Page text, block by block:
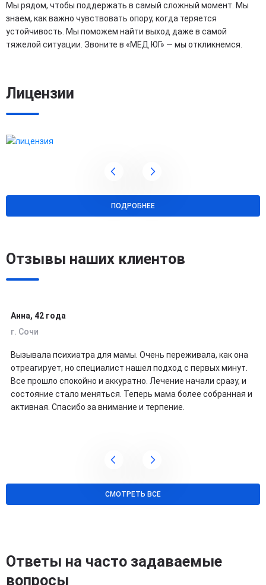
Мы рядом, чтобы поддержать в самый сложный момент. Мы
знаем, как важно чувствовать опору, когда теряется
устойчивость. Мы поможем найти выход даже в самой
тяжелой ситуации. Звоните в «МЕД ЮГ» — мы откликнемся.
Лицензии
ПОДРОБНЕЕ
Отзывы наших клиентов
Анна, 42 года
г. Сочи
Вызывала психиатра для мамы. Очень переживала, как она
отреагирует, но специалист нашел подход с первых минут.
Все прошло спокойно и аккуратно. Лечение начали сразу, и
состояние стало меняться. Теперь мама более собранная и
активная. Спасибо за внимание и терпение.
СМОТРЕТЬ ВСЕ
Ответы на часто задаваемые
вопросы